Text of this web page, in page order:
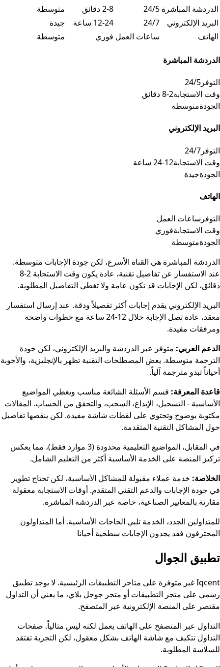
جدول البيانات
الدردشة المباشرة 24/5 2-8 دقائق
متوسطة
البريد الإلكتروني
24/7 12-24 ساعة
جيدة
الهاتف
ساعات العمل فوري متوسطة
الدردشة المباشرة
التوفر 24/5
وقت الاستجابة2-8 دقائق
الجودةمتوسطة
البريد الإلكتروني
التوفر 24/7
وقت الاستجابة12-24 ساعة
الجودةجيدة
الهاتف
التوفر ساعات العمل
وقت الاستجابةفوري
الجودةمتوسطة
الدردشة المباشرة هي القناة الأسرع، لكن جودة الإجابات متوسطة.
عند الاستفسار عن تفاصيل تقنية، عادة يكون وقت الاستجابة 2-8
دقائق، لكن الإجابات قد تكون عامة ولا تغطي التفاصيل المطلوبة.
البريد الإلكتروني يقدم إجابات أكثر تفصيلاً ودقة. عند إرسال استفسار
معقد، عادة تصل الإجابة خلال 12-24 ساعة مع خطوات واضحة
ومرفقات مفيدة.
الدعم العربي: متوفر عبر الدردشة والبريد الإلكتروني، لكن جودة
الترجمة متوسطة. بعض المصطلحات التقنية تظهر بالإنجليزية، والأجوبة
أحياناً تبدو مترجمة آلياً.
قاعدة المعرفة: قسم الأسئلة الشائعة مناسب ويغطي المواضيع
الأساسية - التسجيل، الإيداع، السحب، والتحقق من الحساب. المقالات
مكتوبة بوضوح وتحتوي على لقطات شاشة مفيدة. لكن ينقصها تفاصيل
حول المشاكل التقنية المتقدمة.
في المقابل، المواضيع التعليمية محدودة (3 موارد فقط)، مما يعكس
تركيز المنصة على الخدمة الأساسية أكثر من التعليم الشامل.
الخلاصة: خدمة عملاء مقبولة للمشاكل الأساسية، لكن تحتاج تطوير
في جودة الإجابات والدعم التقني المتقدم. أوقات الاستجابة معقولة
مقارنة بالمعايير الصناعية، خاصة عبر الدردشة المباشرة.
للمتداولين الجدد، الخدمة تلبي الحاجات الأساسية. أما المتداولون
المحترفون فقد يجدون الإجابات سطحية أحيانا
تطبيق الجوال
Iqcent غير متوفرة على متاجر التطبيقات الرئيسية. لا يوجد تطبيق
رسمي على متجر التطبيقات أو متجر جوجل بلاي، ما يعني أن التداول
مقتصر على المنصة الإلكترونية عبر المتصفح.
التداول عبر المتصفح على الهاتف يعمل لكنه ليس مثالياً. صفحات
التداول تتكيف مع شاشة الهاتف بشكل معقول، لكن التجربة تفتقد
للسلاسة المطلوبة.